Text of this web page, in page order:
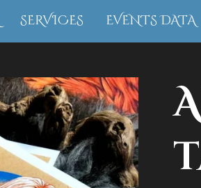
SERVICES EVENTS DATA